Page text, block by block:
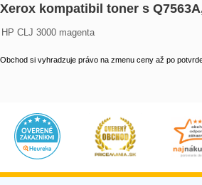
Xerox kompatibil toner s
HP CLJ 3000 magenta
Obchod si vyhradzuje právo na zmenu ceny až po